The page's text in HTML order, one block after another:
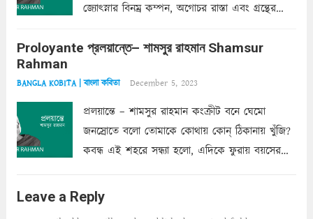
জ্যোৎস্নার বিনম্র কম্পন, অগোচর রাস্তা এবং গ্রন্থের
ছায়াচ্ছন্ন মোহন মিথুন মূর্তি, লোপামুদ্রা ভীষণ বিব্রত
Proloyante প্রলয়ান্তে– শামসুর রাহমান Shamsur
Rahman
BANGLA KOBITA | বাংলা কবিতা December 5, 2023
প্রলয়ান্তে – শামসুর রাহমান কংক্রীট বনে ঘেমো
জনস্রোতে বলো তোমাকে কোথায় কোন্‌ ঠিকানায় খুঁজি?
কবন্ধ এই শহরে সন্ধ্যা হলো, এদিকে ফুরায় বয়সের
আমার শরীরে সখ্য গড়ে, তোমার গহন ঊর্মিল যৌবন
আনে আশ্বন...
Leave a Reply